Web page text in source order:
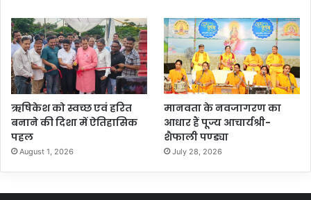
ऋषिकेश को स्वच्छ एवं हरित
बनाने की दिशा में ऐतिहासिक
पहल
August 1, 2026
मानवता के नवजागरण का
आधार हैं पूज्य आचार्यश्री-
शैफाली पण्ड्या
July 28, 2026